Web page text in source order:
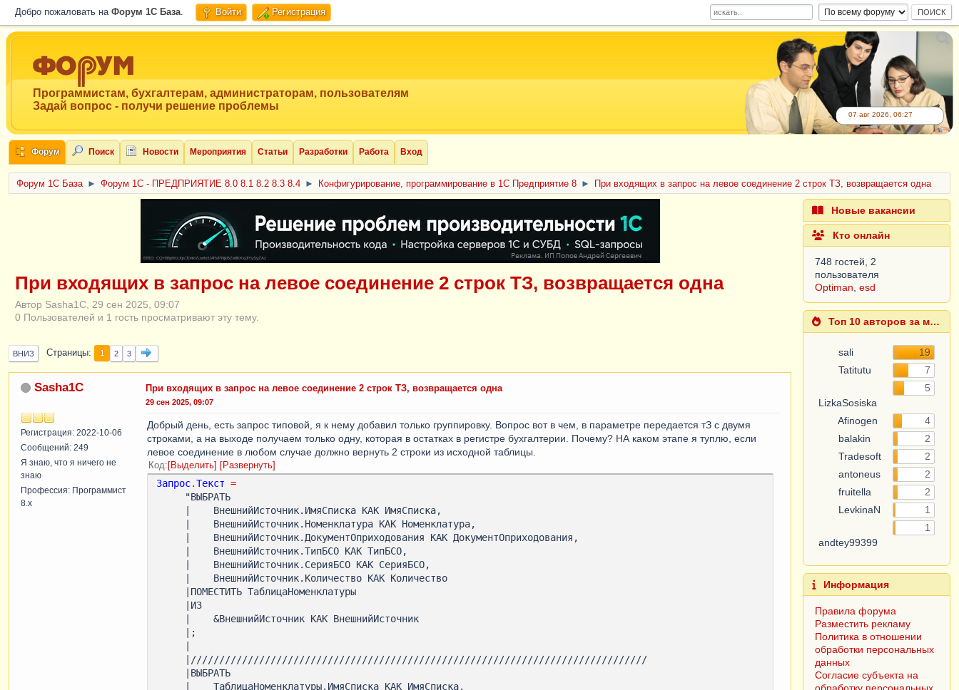
Добро пожаловать на Форум 1C База. Войти Регистрация
Программистам, бухгалтерам, администраторам, пользователям
Задай вопрос - получи решение проблемы
07 авг 2026, 06:27
Форум Поиск Новости Мероприятия Статьи Разработки Работа Вход
Форум 1C База ► Форум 1С - ПРЕДПРИЯТИЕ 8.0 8.1 8.2 8.3 8.4 ► Конфигурирование, программирование в 1С Предприятие 8 ► При входящих в запрос на левое соединение 2 строк ТЗ, возвращается одна
ERID: CQH36pWzJqVJD4xVLsnhcU4hVPNjkBZe8KKxjJiYySyZAz
При входящих в запрос на левое соединение 2 строк ТЗ, возвращается одна
Автор Sasha1C, 29 сен 2025, 09:07
0 Пользователей и 1 гость просматривают эту тему.
ВНИЗ Страницы 1 2 3
Sasha1C
Регистрация: 2022-10-06
Сообщений: 249
Я знаю, что я ничего не
знаю
Профессия: Программист
8.x
При входящих в запрос на левое соединение 2 строк ТЗ, возвращается одна
29 сен 2025, 09:07
Добрый день, есть запрос типовой, я к нему добавил только группировку. Вопрос вот в чем, в параметре передается тЗ с двумя
строками, а на выходе получаем только одну, которая в остатках в регистре бухгалтерии. Почему? НА каком этапе я туплю, если
левое соединение в любом случае должно вернуть 2 строки из исходной таблицы.
Код Выделить Развернуть
Запрос.Текст =
Новые вакансии
Кто онлайн
748 гостей, 2
пользователя
Optiman ,esd
Топ 10 авторов за месяц
19
Tatitutu
7
5
Afinogen
balakin
2
Tradesoft
2
antoneus
2
fruitella
2
LevkinaN
1
andtey99399
1
Правила форума
Разместить рекламу
Политика в отношении
обработки персональных
данных
Согласие субъекта на
обработку персональных
данных
Email для связи с